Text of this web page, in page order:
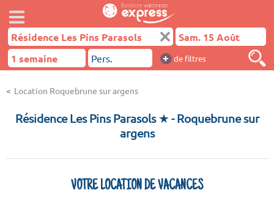
+ de filtres
Location Roquebrune sur argens
Résidence Les Pins Parasols ★- Roquebrune sur
argens
VOTRE LOCATION DE VACANCES